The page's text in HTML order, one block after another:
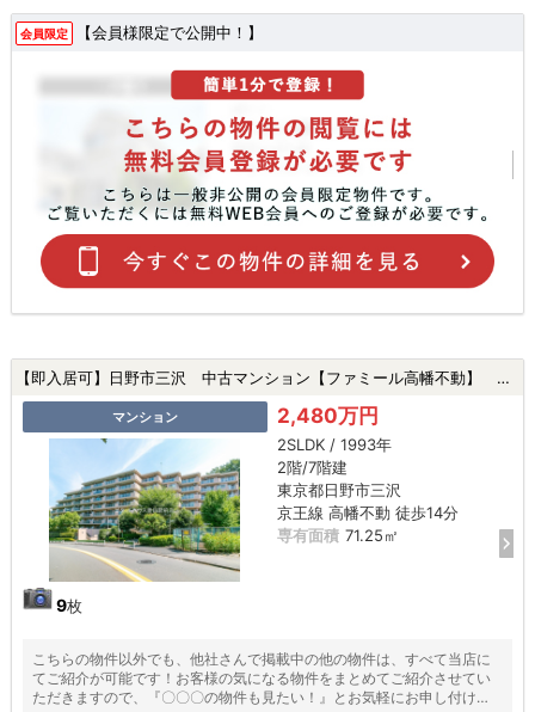
会員限定 【会員様限定で公開中！】
【即入居可】日野市三沢 中古マンション【ファミール高幡不動】 ★高幡不動駅・新規リフォーム・ペット飼育可★|日野市三沢の中古マンション
マンション
9枚
2,480万円
2SLDK / 1993年
2階/7階建
東京都日野市三沢
京王線 高幡不動 徒歩14分
専有面積 71.25㎡
こちらの物件以外でも、他社さんで掲載中の他の物件は、すべて当店に
てご紹介が可能です！お客様の気になる物件をまとめてご紹介させてい
ただきますので、『〇〇〇の物件も見たい！』とお気軽にお申し付けく